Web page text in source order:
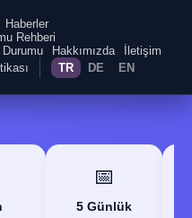
Haberler
Rehberi
Durumu
Hakkımızda
İletişim
TR DE EN
📅
5 Günlük